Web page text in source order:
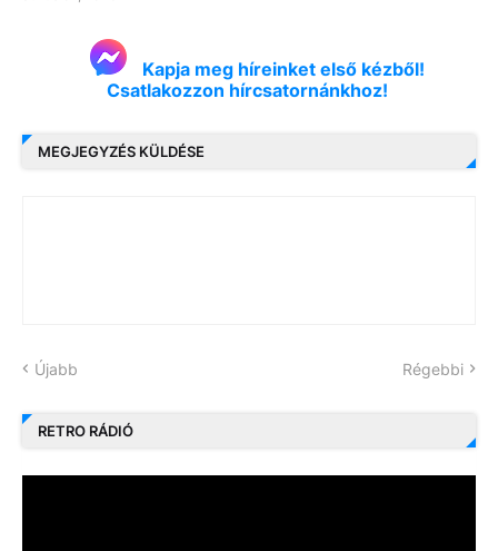
Kapja meg híreinket első kézből!
Csatlakozzon hírcsatornánkhoz!
MEGJEGYZÉS KÜLDÉSE
Újabb Régebbi
RETRO RÁDIÓ